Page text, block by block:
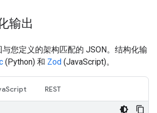
输出
您定义的架构匹配的 JSON。结构化输
(Python) 和 Zod (JavaScript)。
REST